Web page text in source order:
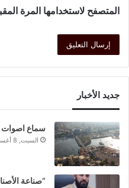
المتصفح لاستخدامها المرة
جديد الأخبار
سماع اصوات
السبت, 8 أغسطس 2026 - 5:14 ص
“صناعة